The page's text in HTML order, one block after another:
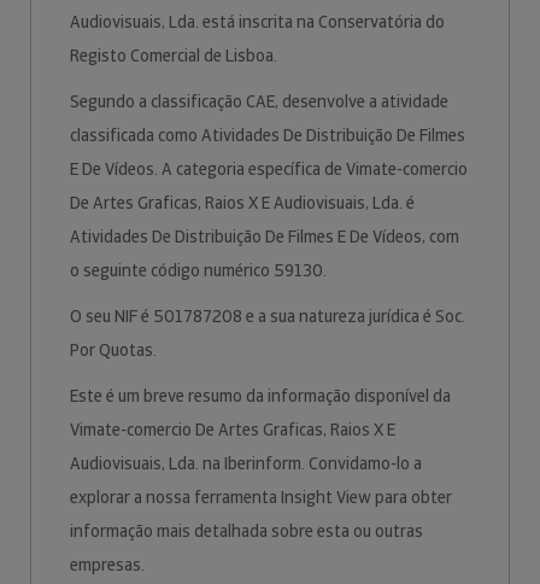
Audiovisuais, Lda. está inscrita na Conservatória do
Registo Comercial de Lisboa.
Segundo a classificação CAE, desenvolve a atividade
classificada como Atividades De Distribuição De Filmes
E De Vídeos. A categoria específica de Vimate-comercio
De Artes Graficas, Raios X E Audiovisuais, Lda. é
Atividades De Distribuição De Filmes E De Vídeos, com
o seguinte código numérico 59130.
O seu NIF é 501787208 e a sua natureza jurídica é Soc.
Por Quotas.
Este é um breve resumo da informação disponível da
Vimate-comercio De Artes Graficas, Raios X E
Audiovisuais, Lda. na Iberinform. Convidamo-lo a
explorar a nossa ferramenta Insight View para obter
informação mais detalhada sobre esta ou outras
empresas.